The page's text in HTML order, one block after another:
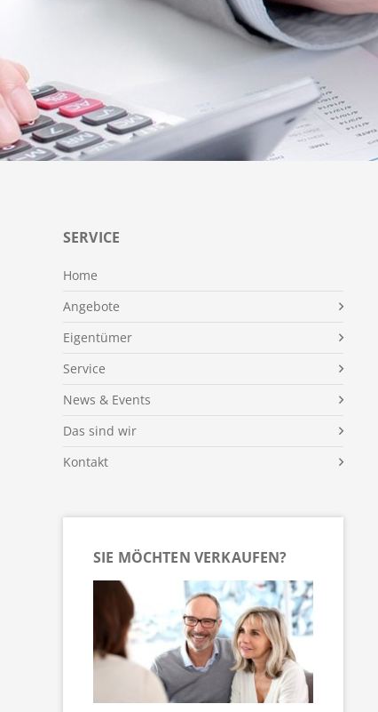
SERVICE
Home
Angebote
Eigentümer
Service
News & Events
Das sind wir
Kontakt
SIE MÖCHTEN VERKAUFEN?